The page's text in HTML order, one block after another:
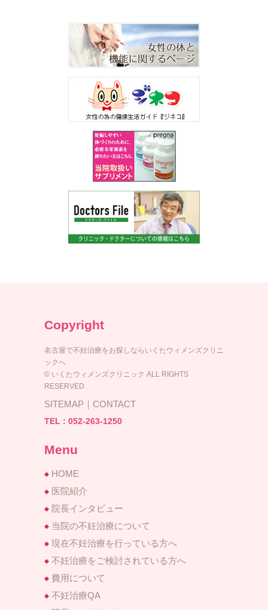
Copyright
名古屋で不妊治療をお探しならいくたウィメンズクリニ
ックへ
© いくたウィメンズクリニック ALL RIGHTS
RESERVED.
SITEMAP ｜ CONTACT
TEL : 052-263-1250
Menu
HOME
医院紹介
院長インタビュー
当院の不妊治療について
現在不妊治療を行っている方へ
不妊治療をご検討されている方へ
費用について
不妊治療QA